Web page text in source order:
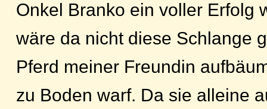
Onkel Branko ein voller Erfolg
wäre da nicht diese Schlange
Pferd meiner Freundin
zu Boden warf. Da sie alleine